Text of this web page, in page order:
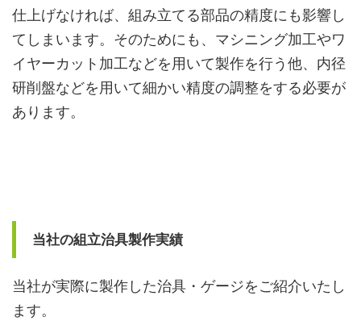
仕上げなければ、組み立てる部品の精度にも影響し
てしまいます。そのためにも、マシニング加工やワ
イヤーカット加工などを用いて製作を行う他、内径
研削盤などを用いて細かい精度の調整をする必要が
あります。
当社の組立治具製作実績
当社が実際に製作した治具・ゲージをご紹介いたし
ます。